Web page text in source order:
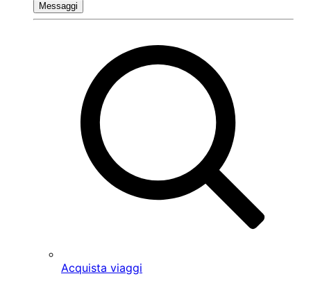
Messaggi
Acquista viaggi